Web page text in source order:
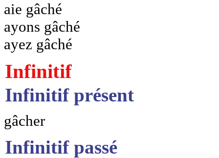
aie gâché
ayons gâché
ayez gâché
Infinitif
Infinitif présent
gâcher
Infinitif passé